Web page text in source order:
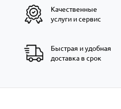
Качественные
услуги и сервис
Быстрая и удобная
доставка в срок